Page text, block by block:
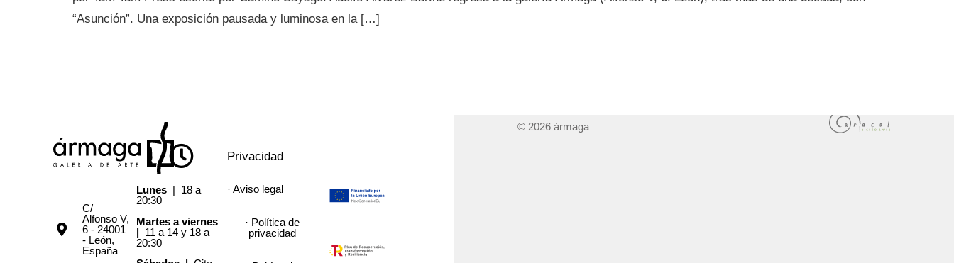
“Asunción”. Una exposición pausada y luminosa en la […]
C/
Alfonso V,
6 - 24001
- León,
España
Lunes | 18 a
20:30
Martes a viernes
| 11 a 14 y 18 a
20:30
Privacidad
· Aviso legal
· Política de
privacidad
© 2026 ármaga